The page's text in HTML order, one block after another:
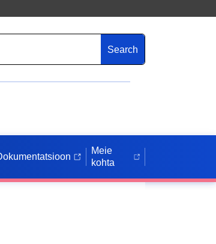
Search
Meie
kohta